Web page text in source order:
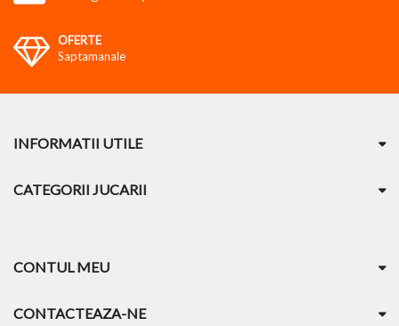
OFERTE
Saptamanale
INFORMATII UTILE
CATEGORII JUCARII
CONTUL MEU
CONTACTEAZA-NE